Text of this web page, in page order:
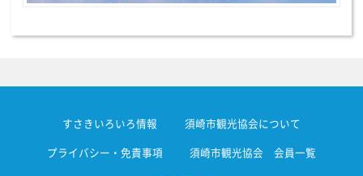
すさきいろいろ情報 須崎市観光協会について
プライバシー・免責事項 須崎市観光協会 会員一覧